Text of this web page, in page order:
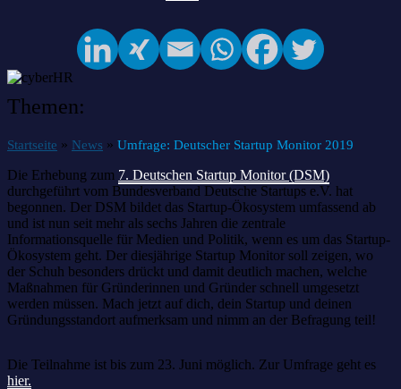
Themen:
Startseite » News » Umfrage: Deutscher Startup Monitor 2019
Die Erhebung zum 7. Deutschen Startup Monitor (DSM)
durchgeführt vom Bundesverband Deutsche Startups e.V. hat
begonnen. Der DSM bildet das Startup-Ökosystem umfassend ab
und ist nun seit mehr als sechs Jahren die zentrale
Informationsquelle für Medien und Politik, wenn es um das Startup-
Ökosystem geht. Der diesjährige Startup Monitor soll zeigen, wo
der Schuh besonders drückt und damit deutlich machen, welche
Maßnahmen für Gründerinnen und Gründer schnell umgesetzt
werden müssen. Mach jetzt auf dich, dein Startup und deinen
Gründungsstandort aufmerksam und nimm an der Befragung teil!
Die Teilnahme ist bis zum 23. Juni möglich. Zur Umfrage geht es
hier.